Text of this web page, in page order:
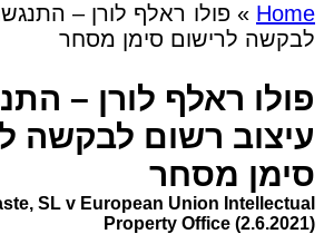
Home
»פולו ראלף לורן –
לבקשה לרישום סימן מסחר
פולו ראלף לורן –
עיצוב רשום לבקשה
סימן מסחר
SL v European Union Intellectual
Property Office (2.6.2021)